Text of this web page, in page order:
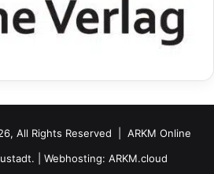
All Rights Reserved | ARKM Online
| Webhosting: ARKM.cloud